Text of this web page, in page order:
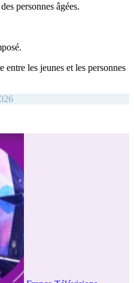
personnes âgées.
les jeunes et les personnes